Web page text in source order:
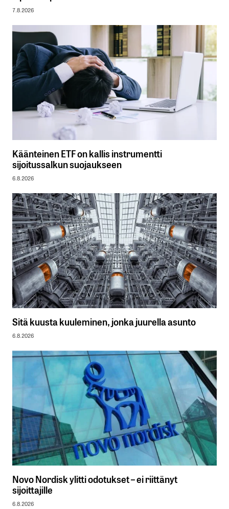
7.8.2026
Käänteinen ETF on kallis instrumentti
sijoitussalkun suojaukseen
6.8.2026
Sitä kuusta kuuleminen, jonka juurella asunto
6.8.2026
Novo Nordisk ylitti odotukset – ei riittänyt
sijoittajille
6.8.2026